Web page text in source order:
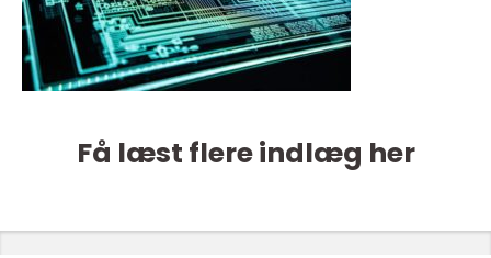
Få læst flere indlæg her